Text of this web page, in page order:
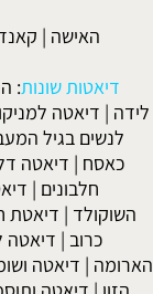
האישה |
דיאטות שונות:
לידה | דיאטה
לנשים בגיל
כאסח | דיאטה
חלבונים |
השוקולד | דיאטת
כרוב | דיאטה
הארומה | דיאטה